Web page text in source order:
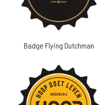
Badge Flying Dutchman